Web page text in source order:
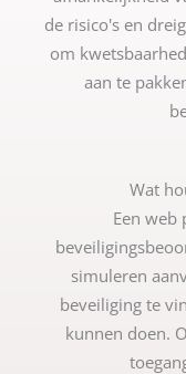
de risico's en
om
aan te
Wat
Een web
simuleren
beveiliging te
kunnen doen.